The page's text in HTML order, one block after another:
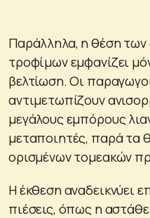
Παράλληλα, η θέση των
τροφίμων εμφανίζει
βελτίωση. Οι
αντιμετωπίζουν
μεγάλους εμπόρους
μεταποιητές, παρά τα
ορισμένων τομεακών
Η έκθεση αναδεικνύει
πιέσεις, όπως η